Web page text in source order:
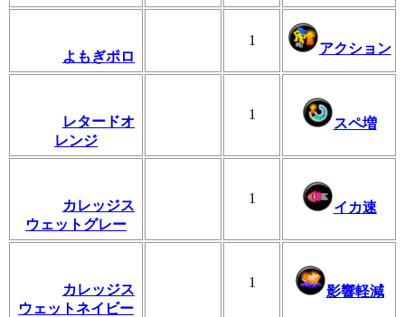
よもぎポロ
1
アクション
レタードオ
レンジ
1
スペ増
カレッジス
ウェットグレー
1
イカ速
カレッジス
ウェットネイビー
1
影響軽減